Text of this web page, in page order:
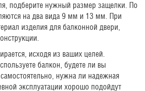
подберите нужный размер защелки. По
на два вида 9 мм и 13 мм. При
изделия для балконной двери,
исходя из ваших целей.
балкон, будете ли вы
нужна ли надежная
эксплуатации хорошо подойдут